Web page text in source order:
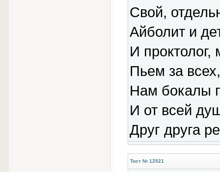
Свой,
Айболит и
И проктолог,
Пьем за
Нам бокалы
И от всей
Друг друга
Тост № 12521